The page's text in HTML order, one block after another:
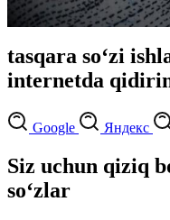
tasqara so‘zi
internetda
Google Яндекс
Siz uchun qiziq
so‘zlar